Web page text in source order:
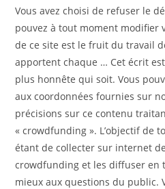
Vous avez choisi de refuser le
pouvez à tout moment modifier
de ce site est le fruit du travail
apportent chaque … Cet écrit
plus honnête qui soit. Vous
aux coordonnées fournies sur
précisions sur ce contenu
« crowdfunding ». L’objectif de
étant de collecter sur internet
crowdfunding et les diffuser en
mieux aux questions du public.